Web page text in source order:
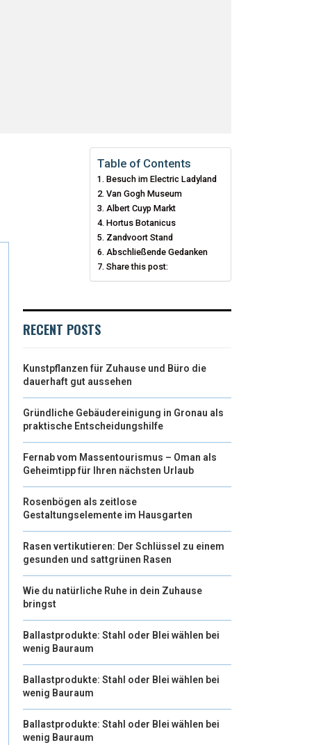
Table of Contents
Besuch im Electric Ladyland
Van Gogh Museum
Albert Cuyp Markt
Hortus Botanicus
Zandvoort Stand
Abschließende Gedanken
Share this post:
RECENT POSTS
Kunstpflanzen für Zuhause und Büro die
dauerhaft gut aussehen
Gründliche Gebäudereinigung in Gronau als
praktische Entscheidungshilfe
Fernab vom Massentourismus – Oman als
Geheimtipp für Ihren nächsten Urlaub
Rosenbögen als zeitlose
Gestaltungselemente im Hausgarten
Rasen vertikutieren: Der Schlüssel zu einem
gesunden und sattgrünen Rasen
Wie du natürliche Ruhe in dein Zuhause
bringst
Ballastprodukte: Stahl oder Blei wählen bei
wenig Bauraum
Ballastprodukte: Stahl oder Blei wählen bei
wenig Bauraum
Ballastprodukte: Stahl oder Blei wählen bei
wenig Bauraum